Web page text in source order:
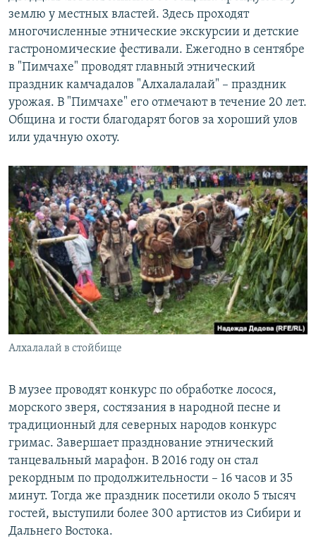
землю у местных властей. Здесь проходят
многочисленные этнические экскурсии и детские
гастрономические фестивали. Ежегодно в сентябре
в "Пимчахе" проводят главный этнический
праздник камчадалов "Алхалалалай" – праздник
урожая. В "Пимчахе" его отмечают в течение 20 лет.
Община и гости благодарят богов за хороший улов
или удачную охоту.
Алхалалай в стойбище
В музее проводят конкурс по обработке лосося,
морского зверя, состязания в народной песне и
традиционный для северных народов конкурс
гримас. Завершает празднование этнический
танцевальный марафон. В 2016 году он стал
рекордным по продолжительности – 16 часов и 35
минут. Тогда же праздник посетили около 5 тысяч
гостей, выступили более 300 артистов из Сибири и
Дальнего Востока.